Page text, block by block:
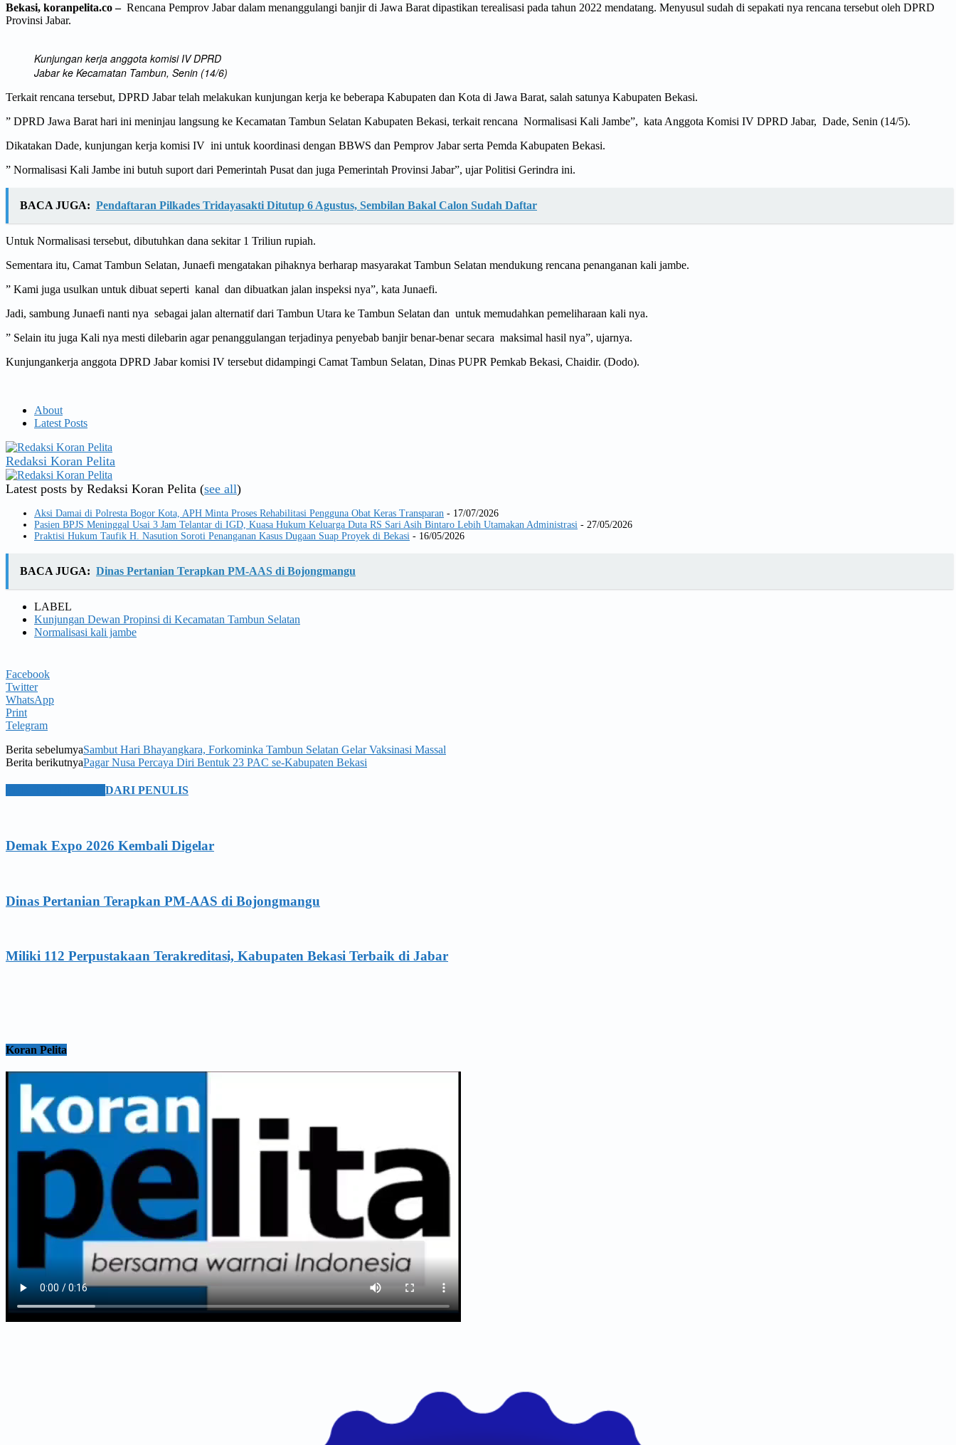
Bekasi, koranpelita.co – Rencana Pemprov Jabar dalam menanggulangi banjir di Jawa Barat dipastikan terealisasi pada tahun 2022 mendatang. Menyusul sudah di sepakati nya rencana tersebut oleh DPRD
Provinsi Jabar.
Kunjungan kerja anggota komisi IV DPRD
Jabar ke Kecamatan Tambun, Senin (14/6)
Terkait rencana tersebut, DPRD Jabar telah melakukan kunjungan kerja ke beberapa Kabupaten dan Kota di Jawa Barat, salah satunya Kabupaten Bekasi.
” DPRD Jawa Barat hari ini meninjau langsung ke Kecamatan Tambun Selatan Kabupaten Bekasi, terkait rencana Normalisasi Kali Jambe”, kata Anggota Komisi IV DPRD Jabar, Dade, Senin (14/5).
Dikatakan Dade, kunjungan kerja komisi IV ini untuk koordinasi dengan BBWS dan Pemprov Jabar serta Pemda Kabupaten Bekasi.
” Normalisasi Kali Jambe ini butuh suport dari Pemerintah Pusat dan juga Pemerintah Provinsi Jabar”, ujar Politisi Gerindra ini.
BACA JUGA: Pendaftaran Pilkades Tridayasakti Ditutup 6 Agustus, Sembilan Bakal Calon Sudah Daftar
Untuk Normalisasi tersebut, dibutuhkan dana sekitar 1 Triliun rupiah.
Sementara itu, Camat Tambun Selatan, Junaefi mengatakan pihaknya berharap masyarakat Tambun Selatan mendukung rencana penanganan kali jambe.
” Kami juga usulkan untuk dibuat seperti kanal dan dibuatkan jalan inspeksi nya”, kata Junaefi.
Jadi, sambung Junaefi nanti nya sebagai jalan alternatif dari Tambun Utara ke Tambun Selatan dan untuk memudahkan pemeliharaan kali nya.
” Selain itu juga Kali nya mesti dilebarin agar penanggulangan terjadinya penyebab banjir benar-benar secara maksimal hasil nya”, ujarnya.
Kunjungankerja anggota DPRD Jabar komisi IV tersebut didampingi Camat Tambun Selatan, Dinas PUPR Pemkab Bekasi, Chaidir. (Dodo).
About
Latest Posts
Redaksi Koran Pelita
Latest posts by Redaksi Koran Pelita (see all)
Aksi Damai di Polresta Bogor Kota, APH Minta Proses Rehabilitasi Pengguna Obat Keras Transparan - 17/07/2026
Pasien BPJS Meninggal Usai 3 Jam Telantar di IGD, Kuasa Hukum Keluarga Duta RS Sari Asih Bintaro Lebih Utamakan Administrasi - 27/05/2026
Praktisi Hukum Taufik H. Nasution Soroti Penanganan Kasus Dugaan Suap Proyek di Bekasi - 16/05/2026
BACA JUGA: Dinas Pertanian Terapkan PM-AAS di Bojongmangu
LABEL
Kunjungan Dewan Propinsi di Kecamatan Tambun Selatan
Normalisasi kali jambe
Facebook
Twitter
WhatsApp
Print
Telegram
Berita sebelumyaSambut Hari Bhayangkara, Forkominka Tambun Selatan Gelar Vaksinasi Massal
Berita berikutnyaPagar Nusa Percaya Diri Bentuk 23 PAC se-Kabupaten Bekasi
DARI PENULIS
Demak Expo 2026 Kembali Digelar
Dinas Pertanian Terapkan PM-AAS di Bojongmangu
Miliki 112 Perpustakaan Terakreditasi, Kabupaten Bekasi Terbaik di Jabar
Koran Pelita